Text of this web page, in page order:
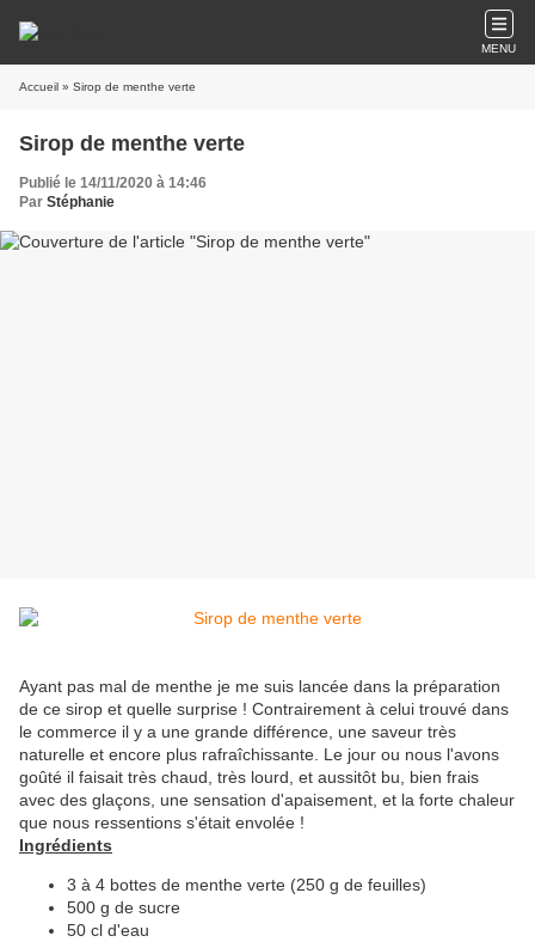
MENU
Accueil » Sirop de menthe verte
Sirop de menthe verte
Publié le 14/11/2020 à 14:46
Par Stéphanie
Ayant pas mal de menthe je me suis lancée dans la préparation
de ce sirop et quelle surprise ! Contrairement à celui trouvé dans
le commerce il y a une grande différence, une saveur très
naturelle et encore plus rafraîchissante. Le jour ou nous l'avons
goûté il faisait très chaud, très lourd, et aussitôt bu, bien frais
avec des glaçons, une sensation d'apaisement, et la forte chaleur
que nous ressentions s'était envolée !
Ingrédients
3 à 4 bottes de menthe verte (250 g de feuilles)
500 g de sucre
50 cl d'eau